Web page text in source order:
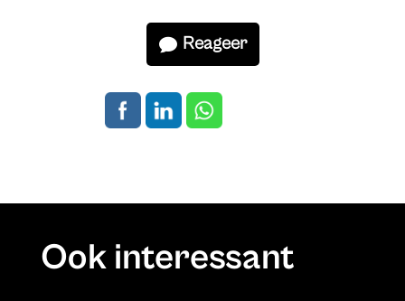
Reageer
Ook interessant